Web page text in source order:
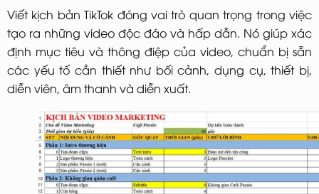
Viết kịch bản TikTok đóng vai trò quan trọng trong việc
tạo ra những video độc đáo và hấp dẫn. Nó giúp xác
định mục tiêu và thông điệp của video, chuẩn bị sẵn
các yếu tố cần thiết như bối cảnh, dụng cụ, thiết bị,
diễn viên, âm thanh và diễn xuất.